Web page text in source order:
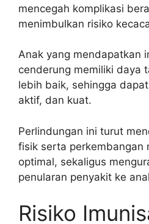
mencegah komplikasi
menimbulkan risiko
Anak yang mendapatkan
cenderung memiliki daya
lebih baik, sehingga
aktif, dan kuat.
Perlindungan ini turut
fisik serta perkembangan
optimal, sekaligus
penularan penyakit ke
Risiko